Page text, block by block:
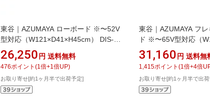
東谷｜AZUMAYA ローボード ※〜52V
型対応（W121×D41×H45cm） DIS-
941BK ブラック
26,250 円 送料無料
476ポイント (1 倍+1 倍UP)
お取り寄せ[約1ヶ月半で出荷予定]
東谷｜AZUMAYA フ
ド ※〜65V型対応（
181×D41×H39cm）
ウン
31,160 円 送料無
1,415ポイント (1 倍+4倍
お取り寄せ[約1ヶ月半で出